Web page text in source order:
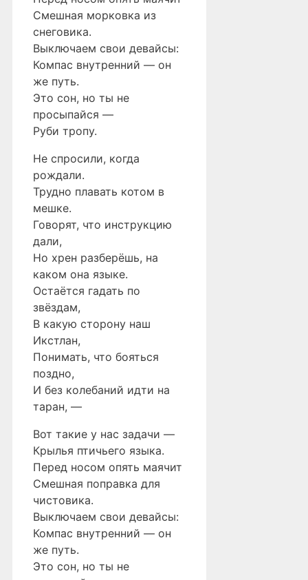
Смешная морковка из
снеговика.
Выключаем свои девайсы:
Компас внутренний — он
же путь.
Это сон, но ты не
просыпайся —
Руби тропу.
Не спросили, когда
рождали.
Трудно плавать котом в
мешке.
Говорят, что инструкцию
дали,
Но хрен разберёшь, на
каком она языке.
Остаётся гадать по
звёздам,
В какую сторону наш
Икстлан,
Понимать, что бояться
поздно,
И без колебаний идти на
таран, —
Вот такие у нас задачи —
Крылья птичьего языка.
Перед носом опять маячит
Смешная поправка для
чистовика.
Выключаем свои девайсы:
Компас внутренний — он
же путь.
Это сон, но ты не